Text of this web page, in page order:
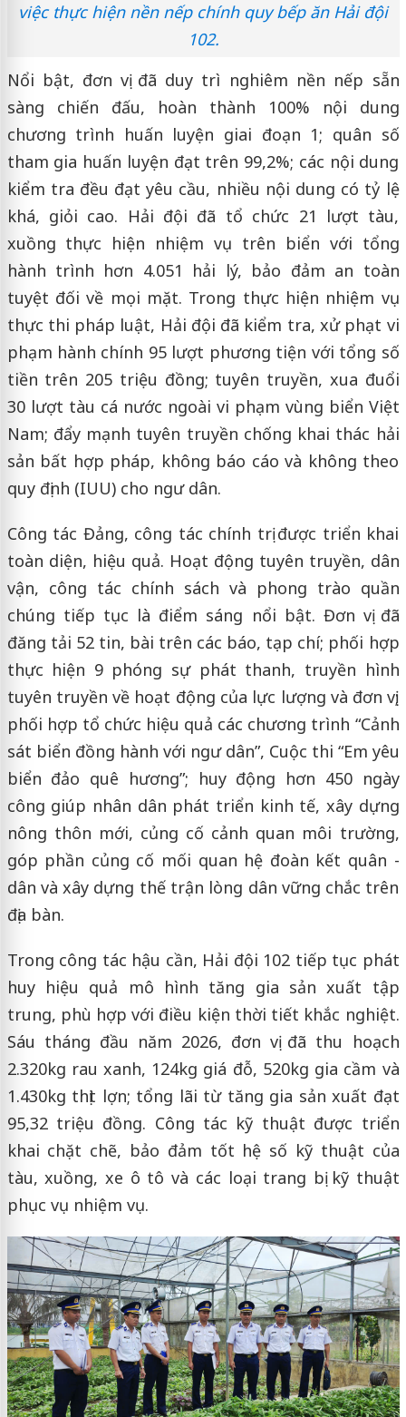
việc thực hiện nền nếp chính quy bếp ăn Hải đội
102.
Nổi bật, đơn vị đã duy trì nghiêm nền nếp sẵn
sàng chiến đấu, hoàn thành 100% nội dung
chương trình huấn luyện giai đoạn 1; quân số
tham gia huấn luyện đạt trên 99,2%; các nội dung
kiểm tra đều đạt yêu cầu, nhiều nội dung có tỷ lệ
khá, giỏi cao. Hải đội đã tổ chức 21 lượt tàu,
xuồng thực hiện nhiệm vụ trên biển với tổng
hành trình hơn 4.051 hải lý, bảo đảm an toàn
tuyệt đối về mọi mặt. Trong thực hiện nhiệm vụ
thực thi pháp luật, Hải đội đã kiểm tra, xử phạt vi
phạm hành chính 95 lượt phương tiện với tổng số
tiền trên 205 triệu đồng; tuyên truyền, xua đuổi
30 lượt tàu cá nước ngoài vi phạm vùng biển Việt
Nam; đẩy mạnh tuyên truyền chống khai thác hải
sản bất hợp pháp, không báo cáo và không theo
quy định (IUU) cho ngư dân.
Công tác Đảng, công tác chính trị được triển khai
toàn diện, hiệu quả. Hoạt động tuyên truyền, dân
vận, công tác chính sách và phong trào quần
chúng tiếp tục là điểm sáng nổi bật. Đơn vị đã
đăng tải 52 tin, bài trên các báo, tạp chí; phối hợp
thực hiện 9 phóng sự phát thanh, truyền hình
tuyên truyền về hoạt động của lực lượng và đơn vị;
phối hợp tổ chức hiệu quả các chương trình “Cảnh
sát biển đồng hành với ngư dân”, Cuộc thi “Em yêu
biển đảo quê hương”; huy động hơn 450 ngày
công giúp nhân dân phát triển kinh tế, xây dựng
nông thôn mới, củng cố cảnh quan môi trường,
góp phần củng cố mối quan hệ đoàn kết quân -
dân và xây dựng thế trận lòng dân vững chắc trên
địa bàn.
Trong công tác hậu cần, Hải đội 102 tiếp tục phát
huy hiệu quả mô hình tăng gia sản xuất tập
trung, phù hợp với điều kiện thời tiết khắc nghiệt.
Sáu tháng đầu năm 2026, đơn vị đã thu hoạch
2.320kg rau xanh, 124kg giá đỗ, 520kg gia cầm và
1.430kg thịt lợn; tổng lãi từ tăng gia sản xuất đạt
95,32 triệu đồng. Công tác kỹ thuật được triển
khai chặt chẽ, bảo đảm tốt hệ số kỹ thuật của
tàu, xuồng, xe ô tô và các loại trang bị kỹ thuật
phục vụ nhiệm vụ.